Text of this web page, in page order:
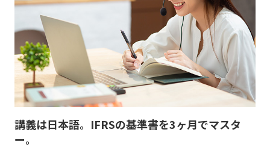
講義は日本語。IFRSの基準書を3ヶ月でマスタ
ー。